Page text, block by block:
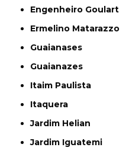
Engenheiro Goulart
Ermelino Matarazzo
Guaianases
Guaianazes
Itaim Paulista
Itaquera
Jardim Helian
Jardim Iguatemi